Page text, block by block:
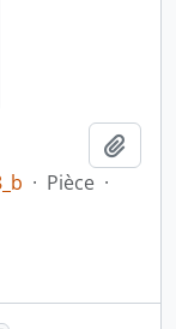
· Pièce ·